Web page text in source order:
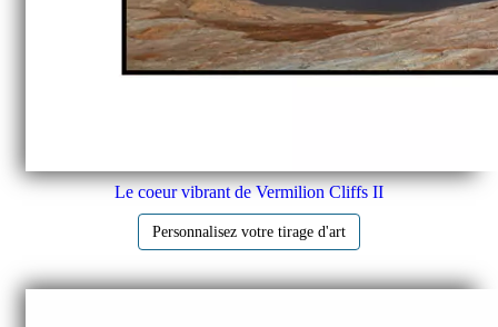
Le coeur vibrant de Vermilion Cliffs II
Personnalisez votre tirage d'art